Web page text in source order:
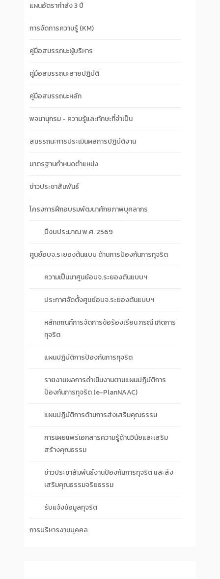
แผนอัตรากำลัง 3 ปี
การจัดการความรู้ (KM)
คู่มือสมรรถนะผู้บริหาร
คู่มือสมรรถนะสายปฏิบัติ
คู่มือสมรรถนะหลัก
พจนานุกรม - ความรู้และทักษะที่จำเป็น
สมรรถนะการประเมินผลการปฏิบัติงาน
มาตรฐานกำหนดตำแหน่ง
ข่าวประชาสัมพันธ์
โครงการฝึกอบรมพัฒนาศักยภาพบุคลากร
ปีงบประมาณ พ.ศ. 2569
ศูนย์อบจ.ระยองต้นแบบ ด้านการป้องกันการทุจริต
ความเป็นมาศูนย์อบจ.ระยองต้นแบบฯ
ประกาศจัดตั้งศูนย์อบจ.ระยองต้นแบบฯ
หลักเกณฑ์การจัดการข้อร้องเรียน กรณี เกิดการ
ทุจริต
แผนปฏิบัติการป้องกันการทุจริต
รายงานผลการดำเนินงานตามแผนปฏิบัติการ
ป้องกันการทุจริต (e-PlanNAAC)
แผนปฏิบัติการด้านการส่งเสริมคุณธรรม
การเผยแพร่เอกสารความรู้ด้านวินัยและเสริม
สร้างคุณธรรม
ข่าวประชาสัมพันธ์งานป้องกันการทุจริต และส่ง
เสริมคุณธรรมจริยธรรม
รับแจ้งข้อมูลทุจริต
การบริหารงานบุคคล